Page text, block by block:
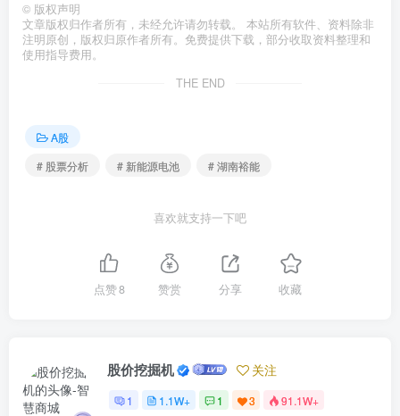
© 版权声明
文章版权归作者所有，未经允许请勿转载。 本站所有软件、资料除非
注明原创，版权归原作者所有。免费提供下载，部分收取资料整理和
使用指导费用。
THE END
A股
# 股票分析
# 新能源电池 # 湖南裕能
喜欢就支持一下吧
点赞8 赞赏 分享 收藏
股价挖掘机 关注
1 1.1W+ 1 3 91.1W+